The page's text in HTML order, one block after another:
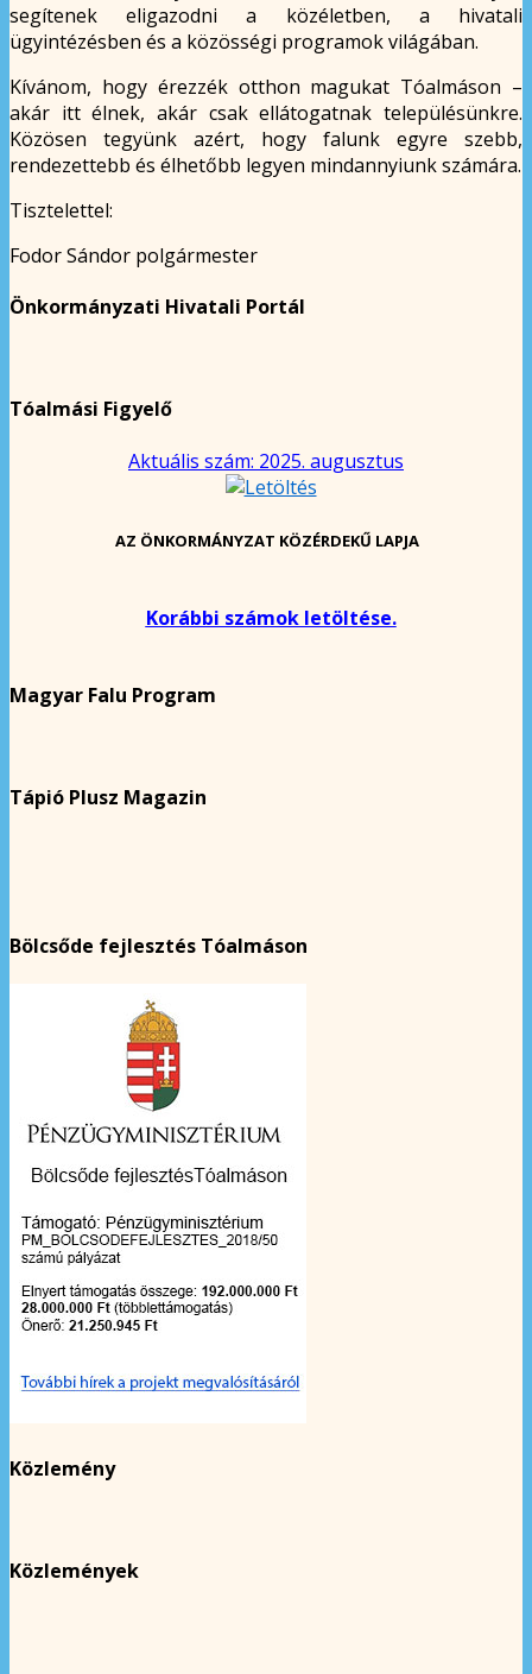
segítenek eligazodni a közéletben, a hivatali
ügyintézésben és a közösségi programok világában.
Kívánom, hogy érezzék otthon magukat Tóalmáson –
akár itt élnek, akár csak ellátogatnak településünkre.
Közösen tegyünk azért, hogy falunk egyre szebb,
rendezettebb és élhetőbb legyen mindannyiunk számára.
Tisztelettel:
Fodor Sándor polgármester
Önkormányzati Hivatali Portál
Tóalmási Figyelő
Aktuális szám: 2025. augusztus
AZ ÖNKORMÁNYZAT KÖZÉRDEKŰ LAPJA
Korábbi számok letöltése.
Magyar Falu Program
Tápió Plusz Magazin
Bölcsőde fejlesztés Tóalmáson
Közlemény
Közlemények